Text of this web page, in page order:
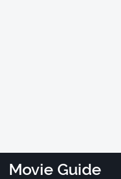
Movie Guide